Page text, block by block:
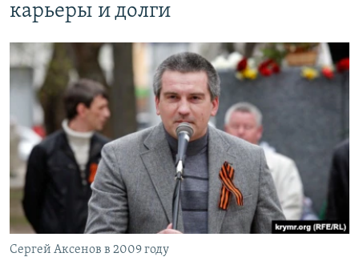
карьеры и долги
Сергей Аксенов в 2009 году